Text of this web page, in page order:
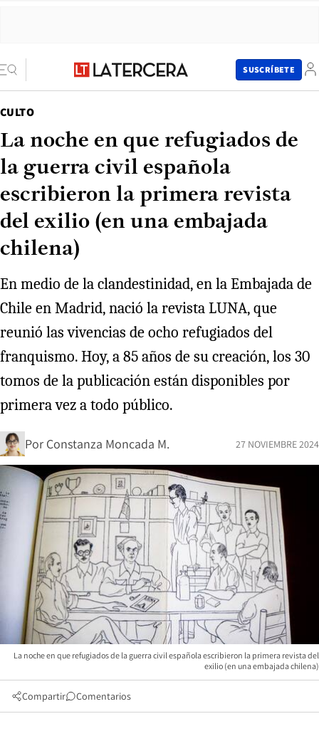
SUSCRÍBETE
CULTO
La noche en que refugiados de
la guerra civil española
escribieron la primera revista
del exilio (en una embajada
chilena)
En medio de la clandestinidad, en la Embajada de
Chile en Madrid, nació la revista LUNA, que
reunió las vivencias de ocho refugiados del
franquismo. Hoy, a 85 años de su creación, los 30
tomos de la publicación están disponibles por
primera vez a todo público.
Por Constanza Moncada M. 27 NOVIEMBRE 2024
La noche en que refugiados de la guerra civil española escribieron la primera revista del
exilio (en una embajada chilena)
Compartir Comentarios